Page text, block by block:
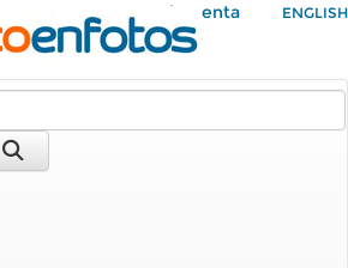
Mi Cuenta ENGLISH